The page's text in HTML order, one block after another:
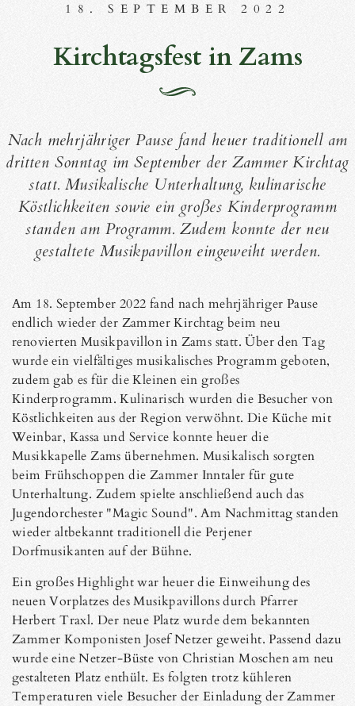
18. SEPTEMBER 2022
Kirchtagsfest in Zams
Nach mehrjähriger Pause fand heuer traditionell am
dritten Sonntag im September der Zammer Kirchtag
statt. Musikalische Unterhaltung, kulinarische
Köstlichkeiten sowie ein großes Kinderprogramm
standen am Programm. Zudem konnte der neu
gestaltete Musikpavillon eingeweiht werden.
Am 18. September 2022 fand nach mehrjähriger Pause
endlich wieder der Zammer Kirchtag beim neu
renovierten Musikpavillon in Zams statt. Über den Tag
wurde ein vielfältiges musikalisches Programm geboten,
zudem gab es für die Kleinen ein großes
Kinderprogramm. Kulinarisch wurden die Besucher von
Köstlichkeiten aus der Region verwöhnt. Die Küche mit
Weinbar, Kassa und Service konnte heuer die
Musikkapelle Zams übernehmen. Musikalisch sorgten
beim Frühschoppen die Zammer Inntaler für gute
Unterhaltung. Zudem spielte anschließend auch das
Jugendorchester "Magic Sound". Am Nachmittag standen
wieder altbekannt traditionell die Perjener
Dorfmusikanten auf der Bühne.
Ein großes Highlight war heuer die Einweihung des
neuen Vorplatzes des Musikpavillons durch Pfarrer
Herbert Traxl. Der neue Platz wurde dem bekannten
Zammer Komponisten Josef Netzer geweiht. Passend dazu
wurde eine Netzer-Büste von Christian Moschen am neu
gestalteten Platz enthült. Es folgten trotz kühleren
Temperaturen viele Besucher der Einladung der Zammer